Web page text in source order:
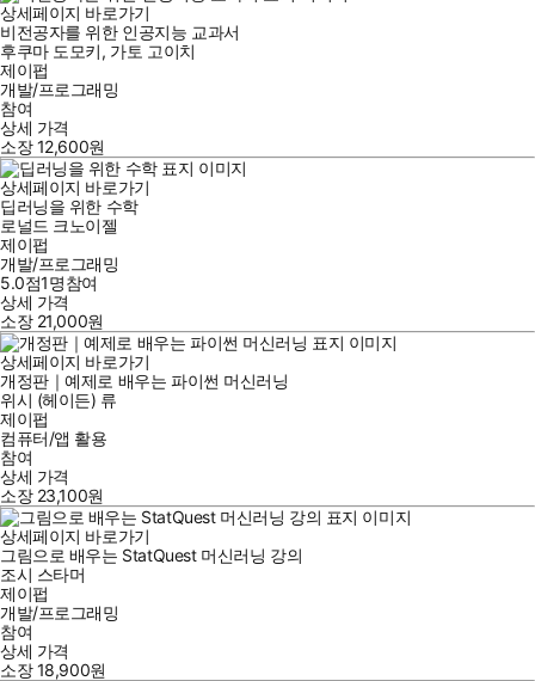
상세페이지 바로가기
비전공자를 위한 인공지능 교과서
후쿠마 도모키, 가토 고이치
제이펍
개발/프로그래밍
참여
상세 가격
소장12,600원
상세페이지 바로가기
딥러닝을 위한 수학
로널드 크노이젤
제이펍
개발/프로그래밍
5.0점1명참여
상세 가격
소장 21,000원
상세페이지 바로가기
개정판｜예제로 배우는 파이썬 머신러닝
위시 (헤이든) 류
제이펍
컴퓨터/앱 활용
참여
상세 가격
소장 23,100원
상세페이지 바로가기
그림으로 배우는 StatQuest 머신러닝 강의
조시 스타머
제이펍
개발/프로그래밍
참여
상세 가격
소장18,900원